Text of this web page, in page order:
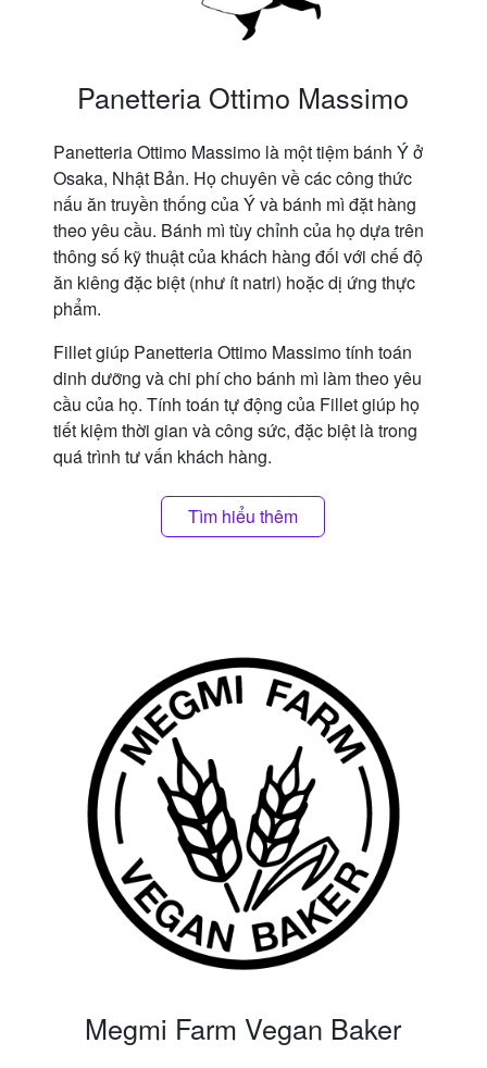
Panetteria Ottimo Massimo
Panetteria Ottimo Massimo là một tiệm bánh Ý ở
Osaka, Nhật Bản. Họ chuyên về các công thức
nấu ăn truyền thống của Ý và bánh mì đặt hàng
theo yêu cầu. Bánh mì tùy chỉnh của họ dựa trên
thông số kỹ thuật của khách hàng đối với chế độ
ăn kiêng đặc biệt (như ít natri) hoặc dị ứng thực
phẩm.
Fillet giúp Panetteria Ottimo Massimo tính toán
dinh dưỡng và chi phí cho bánh mì làm theo yêu
cầu của họ. Tính toán tự động của Fillet giúp họ
tiết kiệm thời gian và công sức, đặc biệt là trong
quá trình tư vấn khách hàng.
Tìm hiểu thêm
Megmi Farm Vegan Baker